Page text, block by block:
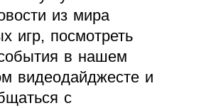
из мира
игр, посмотреть
в нашем
видеодайджесте и
с